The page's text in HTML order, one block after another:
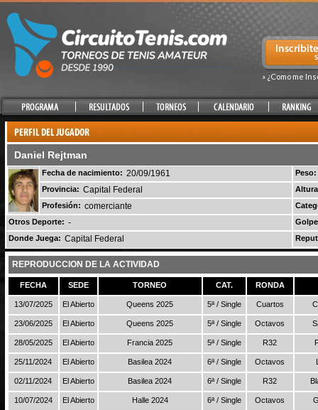
» ¿Como me
Daniel Rejtman
Fecha de nacimiento: 20/09/1961
Peso:
Provincia: Capital Federal
Profesión: comerciante
Otros Deporte: -
Donde Juega: Capital Federal
REPRODUCCION DE LA ACTIVIDAD
FECHA SEDE TORNEO CAT. RONDA
13/07/2025 El Abierto Queens 2025 5ª / Single Cuartos
23/06/2025 El Abierto Queens 2025 5ª / Single Octavos
28/05/2025 El Abierto Francia 2025 5ª / Single R32
25/11/2024 El Abierto Basilea 2024 6ª / Single Octavos
02/11/2024 El Abierto Basilea 2024 6ª / Single R32
10/07/2024 El Abierto Halle 2024 6ª / Single Octavos